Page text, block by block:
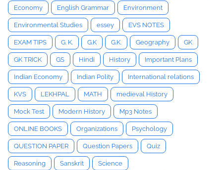
Economy English Grammar Environment
Environmental Studies essey EVS NOTES
EXAM TIPS G. K. G.K G.K. Geography GK
GK TRICK GS Hindi History Important Plans
Indian Economy Indian Polity International relations
KVS LEKHPAL MATH medieval History
Mock Test Modern History Mp3 Notes
ONLINE BOOKS Organizations Psychology
QUESTION PAPER Question Papers Quiz
Reasoning Sanskrit Science